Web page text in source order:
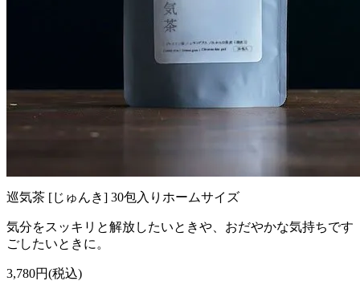
巡気茶 [じゅんき] 30包入りホームサイズ
気分をスッキリと解放したいときや、おだやかな気持ちです
ごしたいときに。
3,780円(税込)